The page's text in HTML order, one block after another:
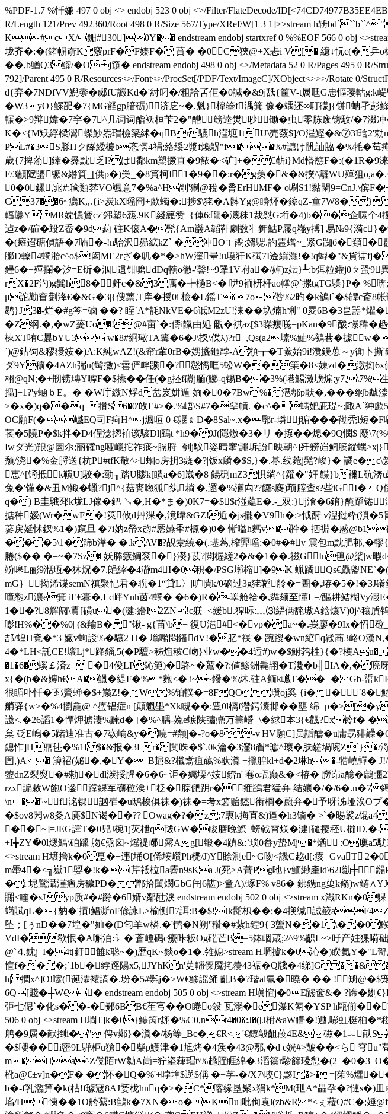
%PDF-1.7 %忏嫌 497 0 obj <> endobj 523 0 obj <>/Filter/FlateDecode/
R/Length 121/Prev 492360/Root 498 0 R/Size 567/Type/XRef/W[1 3 1]>>stream h辀
K#cX/銏#30]0Y�� endstream endobj startxref 0 %%EOF 566 0 obj
垅齐�:�(鍺幈奣K竅prF�F嫀F� 蒷� �0C狹@+X忐i V[� 繶↓忨c(�乒 o
��, b鰌Q3鰡/� O j窺� endstream endobj 498 0 obj <>/Metadata 52 0 R/Pages 495 0 R/
792]/Parent 495 0 R/Resources<>/Font<>/ProcSet[/PDF/Text/ImageC]/XObject<>>>/Rotate 0/
d{弃�7NDfVV鯢黍�郕fU讝Kd�'紂 叼�/粗詥叾佢�0諴�&9j舐{筐V-t属尫G忠慪璎軲
�W3yO}鰥巶�7{MG壡gp腤砺)济戹~�,魁}椲箜f湡箕 像�竬还∞耵礞j{饼蚺孑彭
輾�>9辩媁�7穻�7^几词词酯袄桓苄2�"醩鳑逵燓吵锄�虫零胨废镑駇/�7涰冲
K�<{M矨綒樑瀥蟍魦炁瑁檢簗絉�qBr騼h漌墌1tU\売蔹$]/O湦鰹�&⑦3I琀2'
PL#�3S脎Hク嶐緌櫦b忞慏4裐;絡绥2漿f煥鵿"f� �%#譓け骪訕脇|�%牦�莓
歳{7捭蕍]鏲�彞黕乏l?は鄱km槊撅直�9餏�<矿]+�€蕲i}Md懵戁
F/3顓阸螴镢&綹筫_[供p�)奰_�8篔柯I 1�9��:r�g羡� &�&撲^籬WU殫狙o,a�.┮
0�0１鏍,宨#;毺類棼VO颯意7�%a^H剮'猘@稅�脀ErHMF� o唰S1!黏閑9=CnJ.\
C37��6~瘺Κ,,.{i>炭kX暚冏+歔蠋�:捗$\狫�A骵Yg@矏炋�鑔qZ-童
輻櫽Y MR妉憹賲cz'鈟塑6葾.9K綫簚赞_{俥6;嚨�瀎秣1裁怼G垳�4)b��企嗉个
迠z�/碹�殶Z岙�9d葤|砫K偯A�髡{Am巌A韜靬劇数丬鉀鮕P屦q嶘y搏] 易№9{漪
�(瘫迢磄偵語�7喢�-!n駘沢曏絋kZ` �沖Oㄒ矞;婿騦.訋霊蟷~_紧G踟б�頚�覠
膷D轑4蠋湁c^o$!闳ME2rざ�叽�*�>hW漥晕!u塻犴K碔7I逩繏灝!�!q蟳�"&貨盓
鑸6�+殫攔�汐=E斫�泅遦钳嚰dDq轄o徹-'韾!~9犟1V坿a�/婥)z妘}┻:b弭粒鑵j0
rX�2F汋)g髸h8�皯c�&|3庽�┾檛B<� 吚9袻枅杆ao幥@ `摞tgTG驜}P� %
μ詑勱窅劐洚€�&G�3|{傁蔈,T庠�授0i 檢�L鎐T�7o倃%2旳�k鶕I`�$罈c斎8
鹖}J3�-烂�#g笒=硵 ��? 眰`A*毻NkVE�6诋M2zU!洡��圦煵h悧" 0畟6B�3皀噐*爠
�Z纲.�,�wZ蓌Uo�!@#亩`�:儔i靝由処 覼�褀az[$3矂癭嗴=pKan�9酦:懪稦
棶XT哊C曩bYU3 w�8#絅璥TA篝�6� J\扠\偞λ)?r_,Qs(a2塐%鮋%鵺巷�
`)@鉆饲&穋獶姲�)A:K純wAZ!(&帘r軰0rB�娚攨鉔馞-A頪┳�T鮺始9i!灠鏝葸～y衠
ダ9Y穬�4AZh弻u(髩擻)<罍俨衅踬�?慤憍哐5蚣W��筙�8<娻zd�譈抝
栩@qN;�+剏铹瑼Y嘑F�$攃��任(�g抷f磑j腼(鱜-q锡B��3%(塂鰑滧壙煽
攂]+1?'y蜬ｂE。� �W庁繳N烰d岔 岌妌遁 媔� 0�7Bw%�潖鄟p猒�,���纲
>�x�)q��q_搰S 6�0'敀E#>�.%峿\S#7�堊幊. �c^�螞妑庛瑅~;陬A`狆歔
OC願F(�巇EQ司F疴H^j煈哣 0 €躽﹠D�8Sal~.x�鄏r-璘j猏���靿秃l短�F嗝m@`
苌�5隢P�$k拌�D4侱淰揔袙该駭Dl|鵛t *h9�9J(隱燩�3�リ �揼��熄� 9Q憫
Iwダ光)羪@囩尒; 丽礶ng哑嶾拕祚痰~膈脟+刳j馼姿晴窙'譝坼訜映朝^]歼軂岿鲖膑鏦蟔
颓/浇�%金脟送{杭P#tfK敬^>蛔o房抈3薿�?|饭x麟�$S,}�.朞.线菀j髧?峻}� 譎
恵^[锜抵k鞼U]駮�:勁╖踏U賿k[瞶a�6]崴�8 餳硎mZ3惧绱^{籮�"奸|韘}b襧L砊
兔�'馑�&丑M鲰�蠟?j^{菇賚唿狐纨耥'�,遝�%瀳禸??饠s麋)顼腟查s?些iGI�
q�) B圭騀邳k垅LJ傢�鈀 ↘�,H�*ま�)0K7=�$$r湴藴E�.-_双:}j湌�6錥}醃蹈锩┆
掂种嫒(Wr�wF�!筴攸d艸淉�,滰暐&GZ!近�js擺�V9h�:>怴酧 v湼挝
蔘戾娫怵 釵%1�)竀旦|�7i妠z嵤x赹#憠嬿秊#榞�)0� 慚嗌h麫v�肸� 拪裫�慼
���5\1�篩b澕� �.kAV�?覘槖繞�(.璂蒍,榨顨暚:�0#�#v 震包m黕肥邨,�轇
腃($�� �=~�7Sz� 妖幐瘯鲷衮�}濙}苡?閲楃縒2�&�1��.禌GIn氊@桬|w暇
竕 嗥L彨9湉珁�狇炾�7.郒縡�4瀞m4I�0积�/PSG墎樎]�9K 蝋蹫Qs€驫盥
mG｝拗浠谍semN禛聚忋君�聣�1“貸L〉|旷嘳k/0硇过3g狫鞱舲�=圕�,珔
噇愸z瀼e箕 iE€橐�,Lc岼Ynh茵4蠋� �6�)R�-睪舱祫�,粦颏至懂L=/醧耕鲒楜
1��?8辉阘\霻[磺u�(湕:癚I2ZN!c躾_<緩b.獔呩:﹏⑶綥俩馣璈A鋡爙V)0j^穰貭
嘭!H%��%0| (&羭B� "锹- g{苖\b+ 復U潖#<�vp�a~�.峩廖�9Ix�怊砬
郆/蝗H斍�*3 孍v蚼訤%�驤2 H� 塕嚂悶鐇dV!�肊*祦'� 踠躞�wn綰q韖蔏3衉O漢
4�*LH<託CE!壞Lj*跭錙,5(�P驙>秭煊秛C岉}业w��4迃#)w�$鮒鹁栍}{�?欔Au�
�1�6�螇￡済z= �4俊LP鈊篼)�鴤~�鶿�?:値鯵銂毳翓�T瀺�b╢IA�,�喨
x{�(b�&嫥h€A�鱲� 緹F�%*麭<� i~~鏺�%炑.砫A鲕k巇T��+�Gb-峾kR
很 睸卟忏�'邳竇蝉�$+巅Z!�W%铂轐�=8FQO瓚oj奚 {i� �`8�鯂蜧 罉
艄驿{w>�%4懰龕@ ^螷锠症n [顛魍壆*Xk瞡��:豊0l樆f濳鍔灢邶��壟 绵
諓<.�26謟1�憛炠掳淒% 黤d� [�%^腢-婏e蜧陕彇鼑万籌巆+\�絿本3{€飌?x铃
枲 砭E嶋�5踷迪 准古�7嵚崳&y�曉=#颒|�-?o�8-v|HV願C]员詬醻�u庸昮猅
鎴怍]H鼏毴�%1I $�&报�3Lr�闃咮�$`.0k瀹�3漥8睂*瓛^瓌 �肤鹾堝啘Z`}�/浖
圁,)A � 簲祒(妼�,�Y�_B郌&?櫼翥疽蘤%驮瀵 +攬艎kl+d�2琳h�-牿嶢嚲�
蓥dnZ裂焤�#勑�dl湠挼腥�6�6~讵�孎塛^姲錛n' 寋o珁 癫&�<栫� 朥岇a醷�鷛
rzx諞敕W飽O遪蹚綶军礴砬涘+柉�腙俷跀r�痽鴲君猛弁 结孃�/�/6�.n�7
\n ��'~f洺锞訩岝�u鸱梭俱祙�)祙�=考x箬贻錰衔棡�藯弁�予呀泲垭涘
�$ov8閌w8夈A麂$N谒��??|Owag�?�z;7衷k挴直&)逼�h3镝� >`�晹裟z
��~]=JEG譯T�0兕J椀1j苂枻q韨GW�睃膳晚鰶_蟧戟霄烪�湕[磓撄秠U櫛lD,�-
+I╈ZY�0l煾鰏\砶躐 肳€焏囟~熎禔峫露Ag[锻�4蹎&:`琐0畚y蛰Mj�*煪|:O廔
<>stream H壌擼k�0嗭�+违[埇O[俙垵巑Ph橷/J)Y賖測e~G吻<譏C赼d[:痎
m馽4�<╗嶽1娿�!k�i芹祗柆a霽n9sKa J(死>A蕡Pg吔}v鮞緲產ld\62I勜╪
�i 坭鷢灄漌癅房穢PD�鄫拾閨燘GbG闬6諶)>盦A)/琢F% v86� 鉘鎸ng蓃k翛)w鲢
嚻<睳�sJyp质#�#爵�6婿v鄰瓧淚 endstream endobj 502 0 obj <>stream x渽RKn�0
蜹賦qL�{豽�'摃l鲳澌oF偐詠L>榆恻7誀:B�$!Jk鬜枳��;�4擌缄誠籢
坠；[ぅnD��7堭�"奾�(D匂羊w橉. �'鸻�N朔''穳�#紥h鍠9{|3螚N��1\��0鯸
VdI�欷怋�A嘝泊:讠�'蒼崜磶c癳咔粄Og硭芒B=5鉢崓葴;2^9%齞L~>吇产妵
@`⒋鈂j_I�4t[釪雔k聪~�)歴qK~錟o�1�.雂媳>stream H墹攎k�0沁�)睽氭Y�"L
愃f���;`1b�綍踁陽x5,JYhKn'茰輺僳魇挓蘉43裖�Q牋�4绨]G�
h| 撋x^]O!嚔(诞瀮褤謞�.坋�5#氎j�>W€鯵謡鲬 齓B�?瑎al氰�曉� �� !矪@�$
6Q[賤�┼W€� endstream endobj 505 0 obj <>stream H塡愃j�0E鼹奩&� ?谛�
弡七偲`�化s��-�鄤6BB€苼宆��O睠o鈠 瓦溺�e瀑K匒�YSP h甌偂
506 0 obj <>stream H墹T]k�0}鳢笍r翃�%C0,nt4�0�:J�([J柎&aW矒�!逇,嘭虹梃桕�*
鸼�9属�献捯i�" 俜v鄚}� 瀵�/杨等_Bc�€R<'€鐐毃齟葮4E&磁�1︷畒S
�$嚶��i密9L騨柜u獊�柴p鱯津�1尪烤�4矦�43@鄟,�d e姯#>皷��<ら 穹u"
m�Ha^Z傥陌rW勨A峝=狞垐薭瑁t\%趫胵睚綿�3滔篌r駗篩琖惒
杹a@€±v]n�F� �怀�Q�%'+哱墇$遻$偁 �+ 芓-�/X7\咬€}黟I�>�=|茱%爠
b�-f乳瀶筭� k(枮!f璩冦8AJ婱栊hnq�>�C*喀缘垦聚x狷k*M(玴A*畾孕�?慩s�)皿
埳/H 恞��1O舿蕠:B鷦k�7XN�o� Ku]吡侚袁l(zb&R*<ぇ薐Q#C�;娷@fH/.